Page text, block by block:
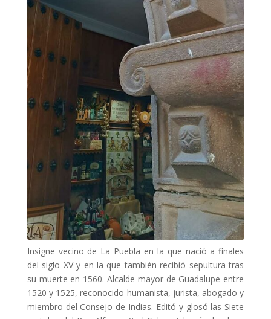
Insigne vecino de La Puebla en la que nació a finales
del siglo XV y en la que también recibió sepultura tras
su muerte en 1560. Alcalde mayor de Guadalupe entre
1520 y 1525, reconocido humanista, jurista, abogado y
miembro del Consejo de Indias. Editó y glosó las Siete